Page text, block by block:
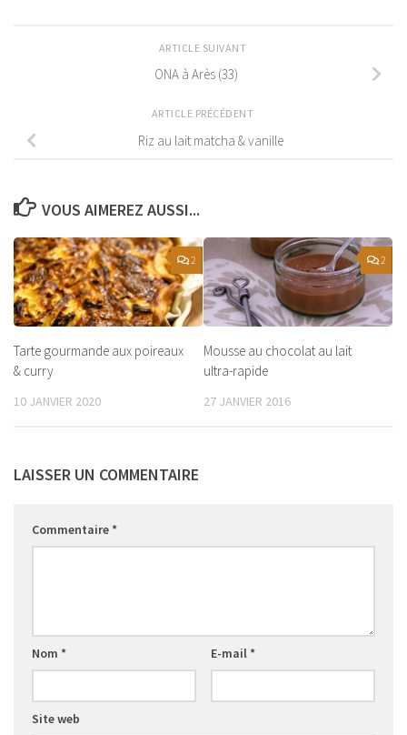
ARTICLE SUIVANT
ONA à Arès (33)
ARTICLE PRÉCÉDENT
Riz au lait matcha & vanille
VOUS AIMEREZ AUSSI...
2
Tarte gourmande aux poireaux
& curry
10 JANVIER 2020
2
Mousse au chocolat au lait
ultra-rapide
27 JANVIER 2016
LAISSER UN COMMENTAIRE
Commentaire*
Nom * E-mail*
Site web